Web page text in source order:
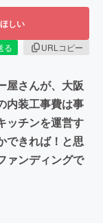
しい
る
URLコピー
屋さんが、大阪
内装工事費は事
ッチンを運営す
できれば！と思
ァンディングで